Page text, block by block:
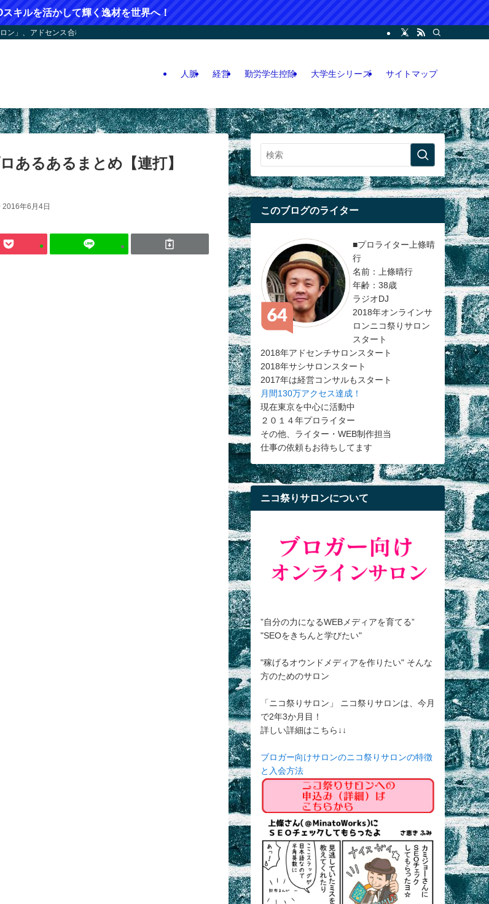
スキルを活かして輝く逸材を世界へ！
」、アドセンス合格応援！人つなぎ屋さん活動、人生逆戻りツアー・コンサル・人脈論などの各情報などを記載。LINEオープンチャット
人脈 経営 勤労学生控除 大学生シリーズ サイトマップ
あるあるまとめ【連打】
2016年6月4日 このブログのライター
■プロライター上條晴
行
名前：上條晴行
年齢：38歳
ラジオDJ
2018年オンラインサ
ロンニコ祭りサロン
スタート
2018年アドセンチサロンスタート
2018年サシサロンスタート
2017年は経営コンサルもスタート
月間130万アクセス達成！
現在東京を中心に活動中
２０１４年プロライター
その他、ライター・WEB制作担当
仕事の依頼もお待ちしてます
ニコ祭りサロンについて
”自分の力になるWEBメディアを育てる”
"SEOをきちんと学びたい"
"稼げるオウンドメディアを作りたい" そんな
方のためのサロン
「ニコ祭りサロン」 ニコ祭りサロンは、今月
で2年3か月目！
詳しい詳細はこちら↓↓
ブロガー向けサロンのニコ祭りサロンの特徴
と入会方法